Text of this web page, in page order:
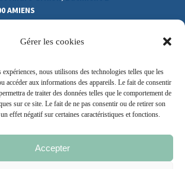
Gérer les cookies
nous utilisons des technologies telles que les
accéder aux informations des appareils. Le fait de consentir
de traiter des données telles que le comportement de
sur ce site. Le fait de ne pas consentir ou de retirer son
effet négatif sur certaines caractéristiques et fonctions.
Accepter
AMIENS
Politique de cookie CGU